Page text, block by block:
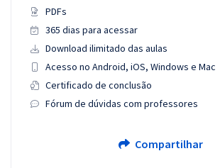
PDFs
365 dias para acessar
Download ilimitado das aulas
Acesso no Android, iOS, Windows e Mac
Certificado de conclusão
Fórum de dúvidas com professores
Compartilhar